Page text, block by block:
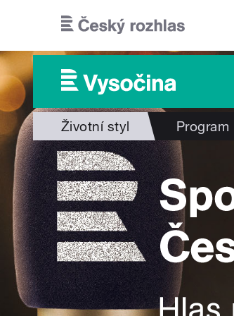
Životní styl Program